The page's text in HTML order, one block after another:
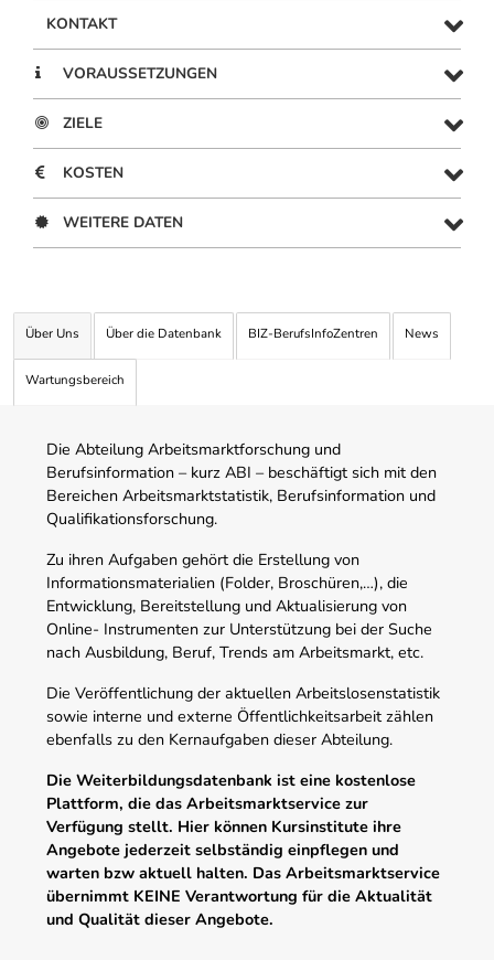
KONTAKT
VORAUSSETZUNGEN
ZIELE
KOSTEN
WEITERE DATEN
Über Uns Über die Datenbank BIZ-BerufsInfoZentren News
Wartungsbereich
Die Abteilung Arbeitsmarktforschung und
Berufsinformation – kurz ABI – beschäftigt sich mit den
Bereichen Arbeitsmarktstatistik, Berufsinformation und
Qualifikationsforschung.
Zu ihren Aufgaben gehört die Erstellung von
Informationsmaterialien (Folder, Broschüren,…), die
Entwicklung, Bereitstellung und Aktualisierung von
Online- Instrumenten zur Unterstützung bei der Suche
nach Ausbildung, Beruf, Trends am Arbeitsmarkt, etc.
Die Veröffentlichung der aktuellen Arbeitslosenstatistik
sowie interne und externe Öffentlichkeitsarbeit zählen
ebenfalls zu den Kernaufgaben dieser Abteilung.
Die Weiterbildungsdatenbank ist eine kostenlose
Plattform, die das Arbeitsmarktservice zur
Verfügung stellt. Hier können Kursinstitute ihre
Angebote jederzeit selbständig einpflegen und
warten bzw aktuell halten. Das Arbeitsmarktservice
übernimmt KEINE Verantwortung für die Aktualität
und Qualität dieser Angebote.